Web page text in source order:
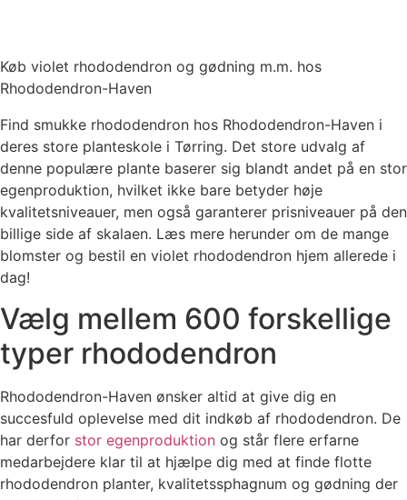
Køb violet rhododendron og gødning m.m. hos
Rhododendron-Haven
Find smukke rhododendron hos Rhododendron-Haven i
deres store planteskole i Tørring. Det store udvalg af
denne populære plante baserer sig blandt andet på en stor
egenproduktion, hvilket ikke bare betyder høje
kvalitetsniveauer, men også garanterer prisniveauer på den
billige side af skalaen. Læs mere herunder om de mange
blomster og bestil en violet rhododendron hjem allerede i
dag!
Vælg mellem 600 forskellige
typer rhododendron
Rhododendron-Haven ønsker altid at give dig en
succesfuld oplevelse med dit indkøb af rhododendron. De
har derfor stor egenproduktion og står flere erfarne
medarbejdere klar til at hjælpe dig med at finde flotte
rhododendron planter, kvalitetssphagnum og gødning der